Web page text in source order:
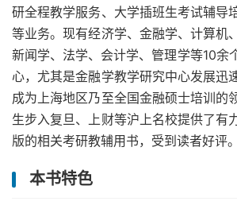
研全程教学服务、大学插班生考试辅导
等业务。现有经济学、金融学、计算机
新闻学、法学、会计学、管理学等10余
心，尤其是金融学教学研究中心发展迅
成为上海地区乃至全国金融硕士培训的
生步入复旦、上财等沪上名校提供了有
版的相关考研教辅用书，受到读者好评。
本书特色